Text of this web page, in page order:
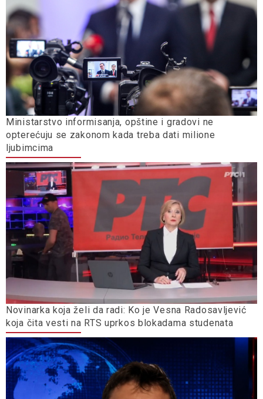
Ministarstvo informisanja, opštine i gradovi ne
opterećuju se zakonom kada treba dati milione
ljubimcima
Novinarka koja želi da radi: Ko je Vesna Radosavljević
koja čita vesti na RTS uprkos blokadama studenata